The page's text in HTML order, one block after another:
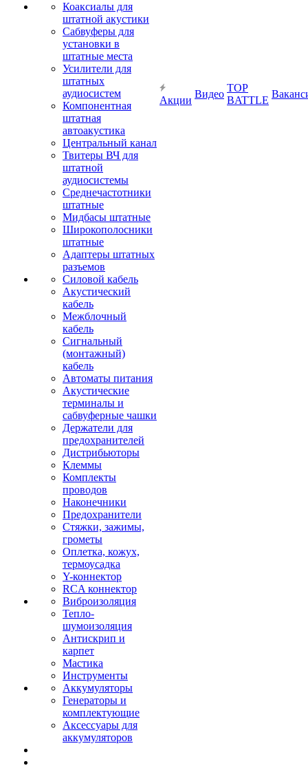
Коаксиалы для
штатной акустики
Сабвуферы для
установки в
штатные места
Усилители для
штатных
аудиосистем
Компонентная
штатная
автоакустика
Центральный канал
Твитеры ВЧ для
штатной
аудиосистемы
Среднечастотники
штатные
Мидбасы штатные
Широкополосники
штатные
Адаптеры штатных
разъемов
Силовой кабель
Акустический
кабель
Межблочный
кабель
Сигнальный
(монтажный)
кабель
Автоматы питания
Акустические
терминалы и
сабвуферные чашки
Держатели для
предохранителей
Дистрибьюторы
Клеммы
Комплекты
проводов
Наконечники
Предохранители
Стяжки, зажимы,
грометы
Оплетка, кожух,
термоусадка
Y-коннектор
RCA коннектор
Виброизоляция
Тепло-
шумоизоляция
Антискрип и
карпет
Мастика
Инструменты
Аккумуляторы
Генераторы и
комплектующие
Аксессуары для
аккумуляторов
Акции
Видео
TOP
BATTLE